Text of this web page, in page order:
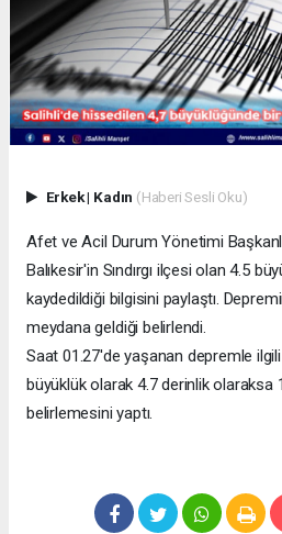
Erkek| Kadın (Haberi Sesli Oku)
Afet ve Acil Durum Yönetimi
Balıkesir'in Sındırgı ilçesi olan 4.5
kaydedildiği bilgisini paylaştı.
meydana geldiği belirlendi.
Saat 01.27'de yaşanan depremle
büyüklük olarak 4.7 derinlik olaraksa
belirlemesini yaptı.